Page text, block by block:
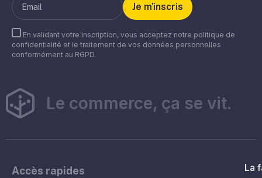
En validant votre inscription, vous acceptez notre politique de
confidentialité et le traitement de vos données personnelles
conformément au RGPD.
Le commerce, ça se vit.
Accès rapides
La